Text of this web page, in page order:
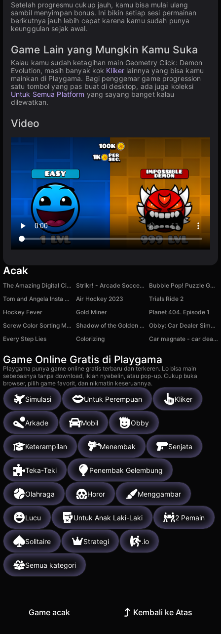
Setelah progresmu cukup jauh, kamu bisa mulai ulang
sambil menyimpan bonus. Ini bikin setiap sesi permainan
berikutnya jauh lebih cepat karena kamu sudah punya
keunggulan sejak awal.
Game Lain yang Mungkin Kamu Suka
Kalau kamu sudah ketagihan main Geometry Click: Demon
Evolution, masih banyak kok Kliker lainnya yang bisa kamu
mainkan di Playgama. Bagi penggemar game progression
satu tombol yang pas buat di desktop, ada juga koleksi
Untuk Semua Platform yang sayang banget kalau
dilewatkan.
Video
Acak
The Amazing Digital Circus: Escape Strikr! - Arcade Soccer Pong
Bubble Pop! Puzzle Game Legend
Tom and Angela Insta Fashion
Air Hockey 2023
Trials Ride 2
Hockey Fever
Gold Miner
Planet 404. Episode 1
Screw Color Sorting Master
Shadow of the Golden Dragon: hidden object
Obby: Car Dealer Simulator
Every Step Lies
Colorizing Car magnate - car dealership owner
Game Online Gratis di Playgama
Playgama punya game online gratis terbaru dan terkeren. Lo bisa main
sebebasnya tanpa download, iklan nyebelin, atau pop-up. Cukup buka
browser, pilih game favorit, dan nikmatin keseruannya.
Simulasi Untuk Perempuan Kliker
Arkade Mobil Obby
Keterampilan Menembak Senjata
Teka-Teki Penembak Gelembung
Olahraga Horor Menggambar
Lucu Untuk Anak Laki-Laki 2 Pemain
Solitaire Strategi .io
Semua kategori
Game acak Kembali ke Atas